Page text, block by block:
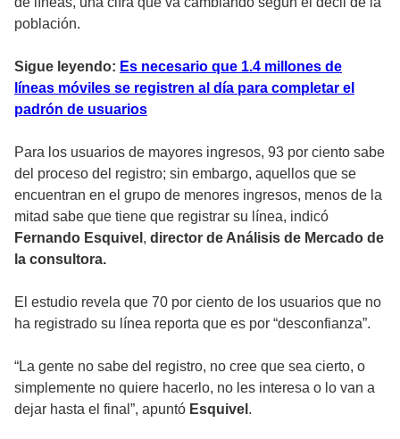
población.
Sigue leyendo: Es necesario que 1.4 millones de
líneas móviles se registren al día para completar el
padrón de usuarios
Para los usuarios de mayores ingresos, 93 por ciento sabe
del proceso del registro; sin embargo, aquellos que se
encuentran en el grupo de menores ingresos, menos de la
mitad sabe que tiene que registrar su línea, indicó
Fernando Esquivel , director de Análisis de Mercado de
la consultora.
El estudio revela que 70 por ciento de los usuarios que no
ha registrado su línea reporta que es por “desconfianza”.
“La gente no sabe del registro, no cree que sea cierto, o
simplemente no quiere hacerlo, no les interesa o lo van a
dejar hasta el final”, apuntó Esquivel .